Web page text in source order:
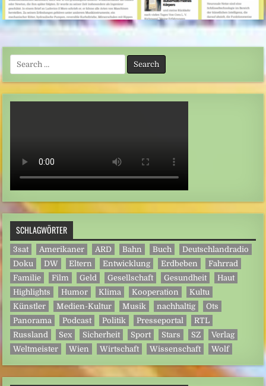
Search
for:
SCHLAGWÖRTER
3sat Amerikaner ARD Bahn Buch
Deutschlandradio
Doku
DW Eltern Entwicklung Erdbeben
Fahrrad
Familie
Film Geld Gesellschaft Gesundheit
Haut
Highlights
Humor Klima Kooperation
Kultu
Künstler
Medien-Kultur Musik nachhaltig
Ots
Panorama
Podcast Politik Presseportal
RTL
Russland
Sex Sicherheit Sport Stars SZ
Verlag
Weltmeister
Wien Wirtschaft Wissenschaft Wolf